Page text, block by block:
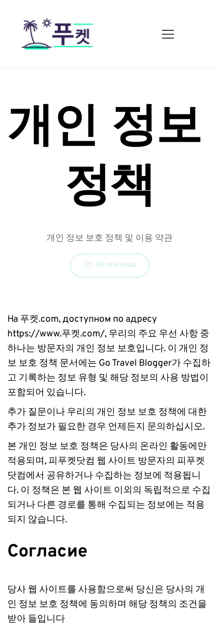
개인 정보
정책
개인 정보 보호 정책 및 이용 약관
10 min read
На 푸켓.com, доступном по адресу
https://www.푸켓.com/, 우리의 주요 우선 사항 중
하나는 방문자의 개인 정보 보호입니다. 이 개인 정
보 보호 정책 문서에는 Go Travel Blogger가 수집하
고 기록하는 정보 유형 및 해당 정보의 사용 방법이
포함되어 있습니다.
추가 질문이나 우리의 개인 정보 보호 정책에 대한
추가 정보가 필요한 경우 언제든지 문의하십시오.
본 개인 정보 보호 정책은 당사의 온라인 활동에만
적용되며, 피푸켓닷컴 웹 사이트 방문자의 피푸켓
닷컴에서 공유하거나 수집하는 정보에 적용됩니
다. 이 정책은 본 웹 사이트 이외의 독립적으로 수집
되거나 다른 경로를 통해 수집되는 정보에는 적용
되지 않습니다.
Согласие
당사 웹 사이트를 사용함으로써 당신은 당사의 개
인 정보 보호 정책에 동의하며 해당 정책의 조건을
받아 들입니다